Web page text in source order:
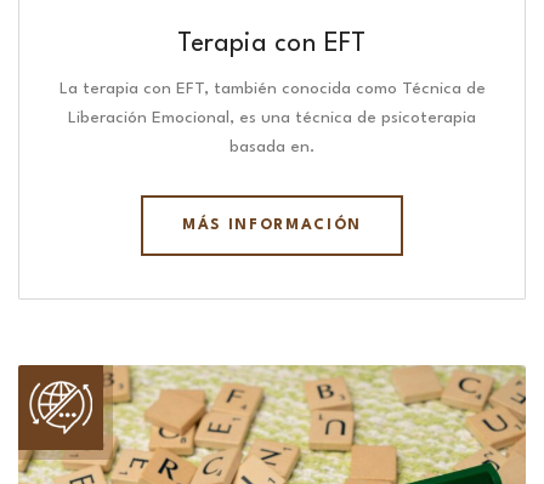
Terapia con EFT
La terapia con EFT, también conocida como Técnica de
Liberación Emocional, es una técnica de psicoterapia
basada en.
MÁS INFORMACIÓN